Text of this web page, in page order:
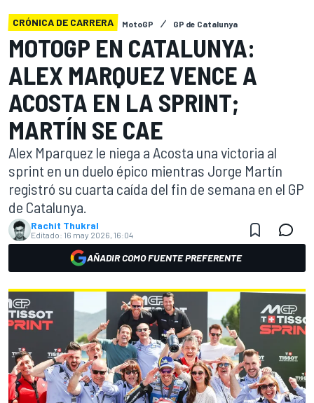
CRÓNICA DE CARRERA MotoGP GP de Catalunya
MOTOGP EN CATALUNYA:
ALEX MARQUEZ VENCE A
ACOSTA EN LA SPRINT;
MARTÍN SE CAE
Alex Mparquez le niega a Acosta una victoria al
sprint en un duelo épico mientras Jorge Martín
registró su cuarta caída del fin de semana en el GP
de Catalunya.
Rachit Thukral
Editado: 16 may 2026, 16:04
AÑADIR COMO FUENTE PREFERENTE